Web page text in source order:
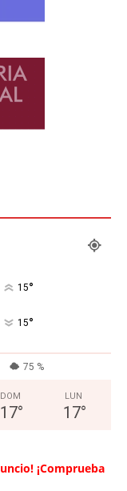
15°
15°
75 %
DOM
17°
LUN
17°
¡Comprueba